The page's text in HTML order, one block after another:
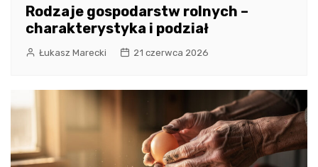
Rodzaje gospodarstw rolnych –
charakterystyka i podział
Łukasz Marecki 21 czerwca 2026